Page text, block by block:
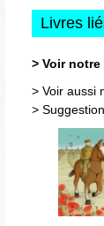
Livres
> Voir
> Voir aussi
>